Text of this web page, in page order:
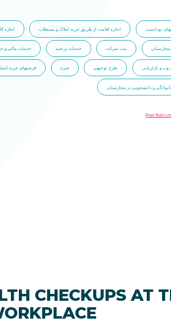
بوداپست اجازه اقامت از طریق خرید املاک و مستغلات اجازه
مجارستان ثبت شرکت خدمات ترجمه خدمات مالی و
و بازاریابی طرح توجیهی غیره فرصتهای خرید
و دانشجویی در مجارستان
CHECKUPS AT